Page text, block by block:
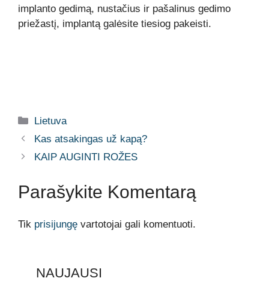
implanto gedimą, nustačius ir pašalinus gedimo
priežastį, implantą galėsite tiesiog pakeisti.
Kategorijos
Lietuva
Kas atsakingas už kapą?
KAIP AUGINTI ROŽES
Parašykite Komentarą
Tik prisijungę vartotojai gali komentuoti.
NAUJAUSI